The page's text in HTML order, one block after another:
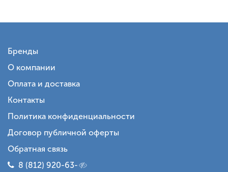
Бренды
О компании
Оплата и доставка
Контакты
Политика конфиденциальности
Договор публичной оферты
Обратная связь
8 (812) 920-63-